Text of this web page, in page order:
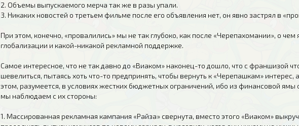
2. Объемы выпускаемого мерча так же в разы упали.
3. Никаких новостей о третьем фильме после его объявления нет, он явно застрял в
При этом, конечно, «провалились» мы не так глубоко, как после «Черепахомании», о чем
глобализации и какой-никакой рекламной поддержке.
Самое интересное, что не так давно до «Виаком» наконец-то дошло, что с франшизой
шевелиться, пытаясь хоть что-то предпринять, чтобы вернуть к «Черепашкам» интерес,
этом, разумеется, в условиях жестких бюджетных ограничений, ибо из финансовой ямы
мы наблюдаем с их стороны:
1. Массированная рекламная кампания «Райза» свернута, вместо этого «Виаком»